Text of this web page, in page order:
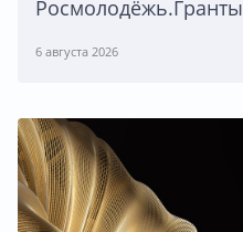
Росмолодёжь.Гранты
6 августа 2026